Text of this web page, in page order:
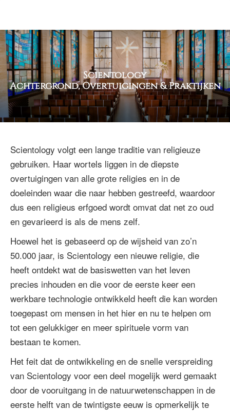
Scientology
Achtergrond, Overtuigingen & Praktijken
Scientology volgt een lange traditie van religieuze
gebruiken. Haar wortels liggen in de diepste
overtuigingen van alle grote religies en in de
doeleinden waar die naar hebben gestreefd, waardoor
dus een religieus erfgoed wordt omvat dat net zo oud
en gevarieerd is als de mens zelf.
Hoewel het is gebaseerd op de wijsheid van zo’n
50.000 jaar, is Scientology een nieuwe religie, die
heeft ontdekt wat de basiswetten van het leven
precies inhouden en die voor de eerste keer een
werkbare technologie ontwikkeld heeft die kan worden
toegepast om mensen in het hier en nu te helpen om
tot een gelukkiger en meer spirituele vorm van
bestaan te komen.
Het feit dat de ontwikkeling en de snelle verspreiding
van Scientology voor een deel mogelijk werd gemaakt
door de vooruitgang in de natuurwetenschappen in de
eerste helft van de twintigste eeuw is opmerkelijk te